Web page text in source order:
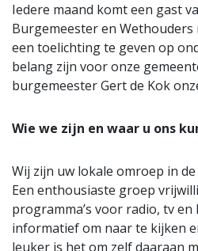
Iedere maand komt een gast
Burgemeester en
een toelichting te geven op
belang zijn voor onze
burgemeester Gert de Kok
Wie we zijn en waar u ons
Wij zijn uw lokale omroep in
Een enthousiaste groep
programma’s voor radio, tv
informatief om naar te kijken
leuker is het om zelf daaraan